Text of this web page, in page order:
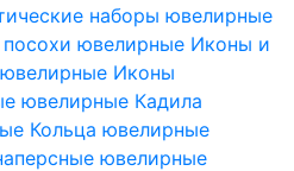
наборы ювелирные
ювелирные Иконы и
Иконы
ювелирные Кадила
Кольца ювелирные
ювелирные